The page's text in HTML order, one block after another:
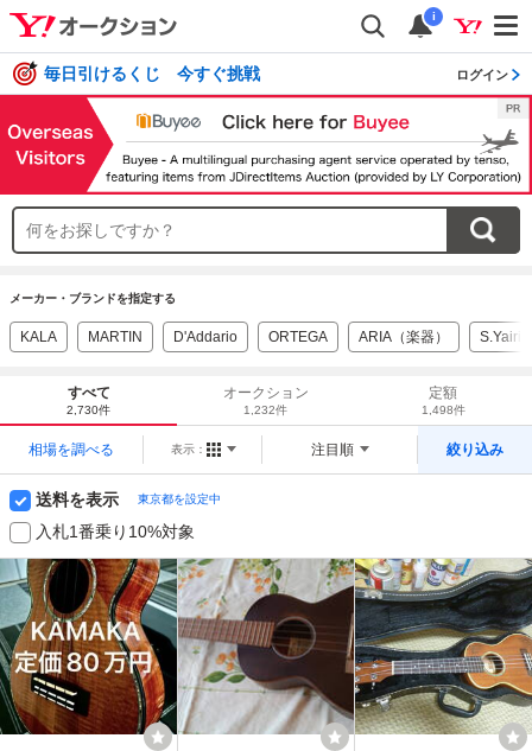
i
毎日引けるくじ 今すぐ挑戦 ログイン
メーカー・ブランドを指定する
KALA MARTIN D'Addario ORTEGA ARIA（楽器） S.Yairi
すべて
2,730件
オークション
1,232件
定額
1,498件
相場を調べる 表示： 注目順 絞り込み
送料を表示 東京都を設定中
入札1番乗り10%対象